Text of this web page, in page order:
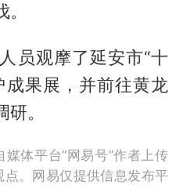
员观摩了延安市“十
成果展，并前往黄龙
。
体平台“网易号”作者上传
。网易仅提供信息发布平